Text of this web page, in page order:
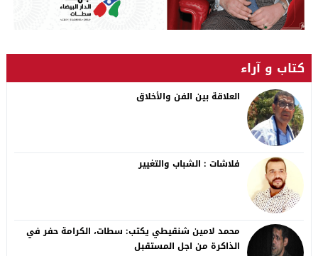
كتاب و آراء
العلاقة بين الفن والأخلاق
فلاشات : الشباب والتغيير
محمد لامين شنقيطي يكتب: سطات، الكرامة حفر في
الذاكرة من اجل المستقبل